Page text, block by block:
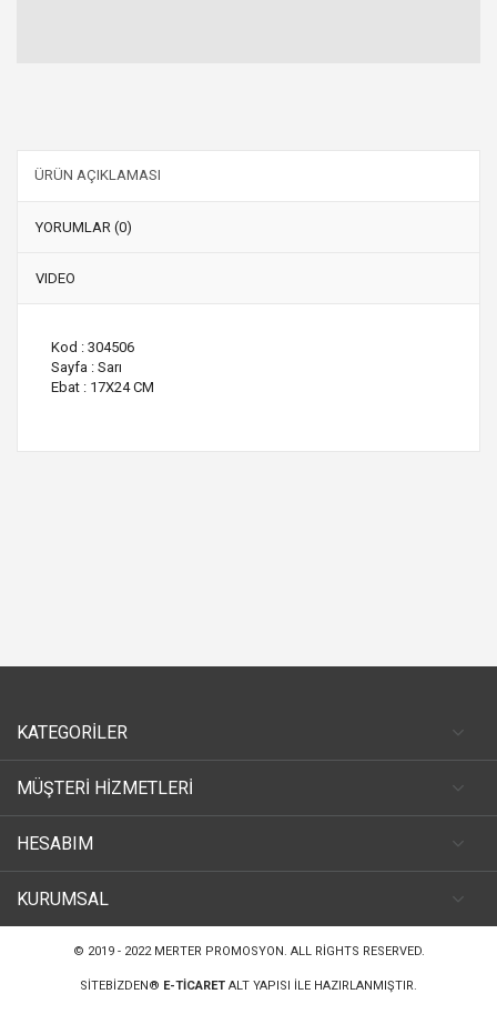
ÜRÜN AÇIKLAMASI
YORUMLAR (0)
VIDEO
Kod : 304506
Sayfa : Sarı
Ebat : 17X24 CM
KATEGORİLER
MÜŞTERİ HİZMETLERİ
HESABIM
KURUMSAL
© 2019 - 2022 MERTER PROMOSYON. ALL RIGHTS RESERVED.
SITEBIZDEN® E-TICARET ALT YAPISI ILE HAZIRLANMIŞTIR.